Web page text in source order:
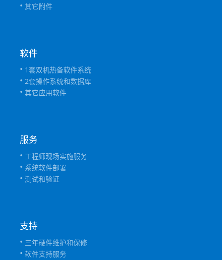
其它附件
软件
1套双机热备软件系统
2套操作系统和数据库
其它应用软件
服务
工程师现场实施服务
系统软件部署
测试和验证
支持
三年硬件维护和保修
软件支持服务